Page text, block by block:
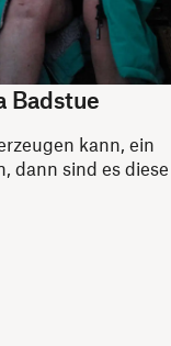
Badstue
kann, ein
dann sind es diese